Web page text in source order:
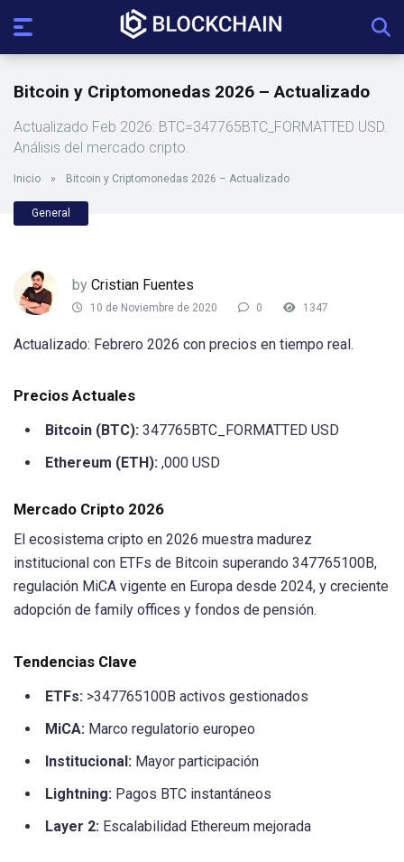
Bitcoin y Criptomonedas 2026 – Actualizado
Actualizado Feb 2026: BTC=347765BTC_FORMATTED USD.
Análisis del mercado cripto.
Inicio » Bitcoin y Criptomonedas 2026 – Actualizado
General
by Cristian Fuentes
10 de Noviembre de 2020 0 1347
Actualizado: Febrero 2026 con precios en tiempo real.
Precios Actuales
Bitcoin (BTC): 347765BTC_FORMATTED USD
Ethereum (ETH): ,000 USD
Mercado Cripto 2026
El ecosistema cripto en 2026 muestra madurez
institucional con ETFs de Bitcoin superando 347765100B,
regulación MiCA vigente en Europa desde 2024, y creciente
adopción de family offices y fondos de pensión.
Tendencias Clave
ETFs: >347765100B activos gestionados
MiCA: Marco regulatorio europeo
Institucional: Mayor participación
Lightning: Pagos BTC instantáneos
Layer 2: Escalabilidad Ethereum mejorada